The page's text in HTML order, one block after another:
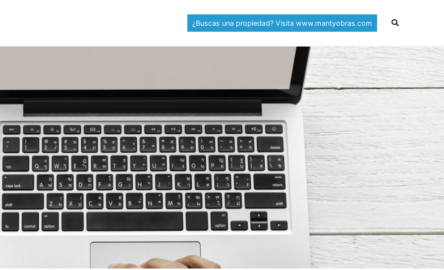
¿Buscas una propiedad? Visita www.mantyobras.com